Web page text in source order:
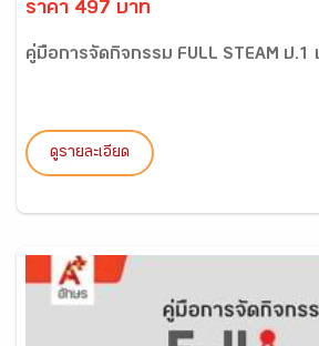
ราคา 497 บาท
คู่มือการจัดกิจกรรม FULL STEAM ป.1
ดูรายละเอียด